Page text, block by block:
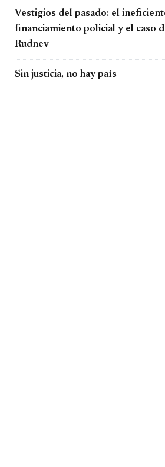
Vestigios del pasado: el
financiamiento policial y el caso
Rudnev
Sin justicia, no hay país